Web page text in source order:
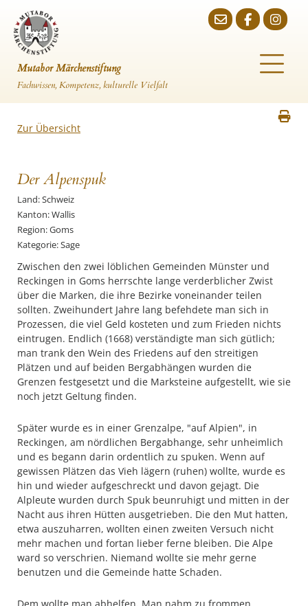
Mutabor Märchenstiftung
Fachwissen, Kompetenz, kulturelle Vielfalt
Zur Übersicht
Der Alpenspuk
Land: Schweiz
Kanton: Wallis
Region: Goms
Kategorie: Sage
Zwischen den zwei löblichen Gemeinden Münster und
Reckingen in Goms herrschte lange verderblicher Zwist
über die Marken, die ihre Bezirke voneinander teilen
sollten. Zweihundert Jahre lang befehdete man sich in
Prozessen, die viel Geld kosteten und zum Frieden nichts
eintrugen. Endlich (1668) verständigte man sich gütlich;
man trank den Wein des Friedens auf den streitigen
Plätzen und auf beiden Bergabhängen wurden die
Grenzen festgesetzt und die Marksteine aufgestellt, wie sie
noch jetzt Geltung finden.
Später wurde es in einer Grenzalpe, "auf Alpien", in
Reckingen, am nördlichen Bergabhange, sehr unheimlich
und es begann darin ordentlich zu spuken. Wenn auf
gewissen Plätzen das Vieh lägern (ruhen) wollte, wurde es
hin und wieder aufgeschreckt und davon gejagt. Die
Alpleute wurden durch Spuk beunruhigt und mitten in der
Nacht aus ihren Hütten ausgetrieben. Die den Mut hatten,
etwa auszuharren, wollten einen zweiten Versuch nicht
mehr machen und fortan lieber ferne bleiben. Die Alpe
ward so verschrien. Niemand wollte sie mehr gerne
benutzen und die Gemeinde hatte Schaden.